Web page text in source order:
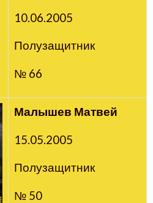
10.06.2005
Полузащитник
№ 66
Малышев Матвей
15.05.2005
Полузащитник
№ 50